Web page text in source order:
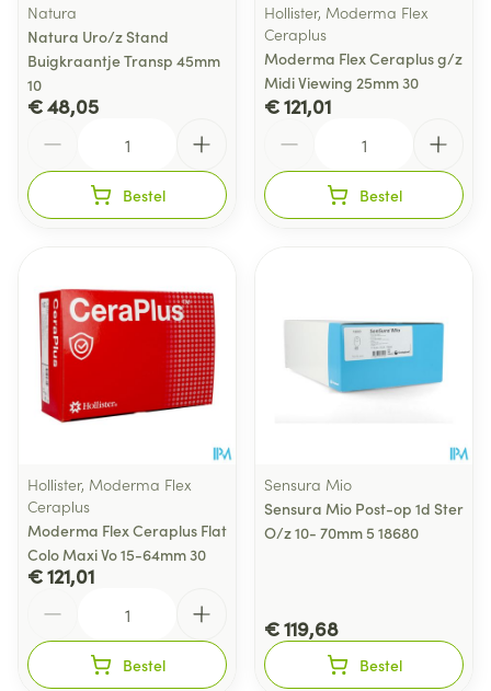
Natura
Natura Uro/z Stand
Buigkraantje Transp 45mm
10
€ 48,05
Bestel
Hollister, Moderma Flex
Ceraplus
Moderma Flex Ceraplus g/z
Midi Viewing 25mm 30
€ 121,01
Bestel
Hollister, Moderma Flex
Ceraplus
Moderma Flex Ceraplus Flat
Colo Maxi Vo 15-64mm 30
€ 121,01
Bestel
Sensura Mio
Sensura Mio Post-op 1d Ster
O/z 10- 70mm 5 18680
€ 119,68
Bestel